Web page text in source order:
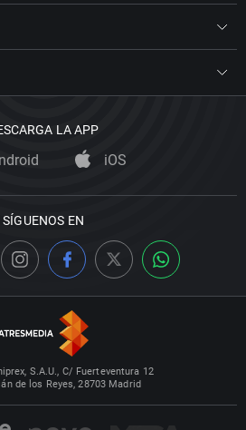
LA APP
iOS
SÍGUENOS EN
S.A.U., C/ Fuerteventura 12
de los Reyes, 28703 Madrid